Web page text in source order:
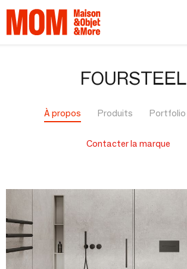
FOURSTEEL
À propos Produits Portfolio
Contacter la marque